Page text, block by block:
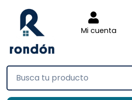
Mi cuenta